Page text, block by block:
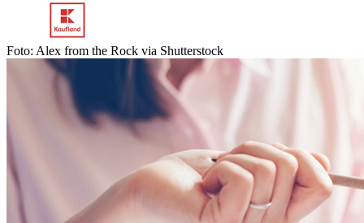
Foto: Alex from the Rock via Shutterstock